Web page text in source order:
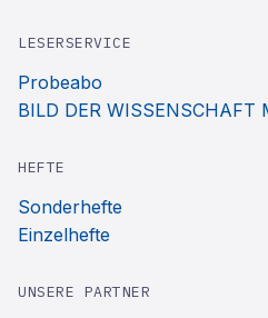
LESERSERVICE
Probeabo
BILD DER WISSENSCHAFT
HEFTE
Sonderhefte
Einzelhefte
UNSERE PARTNER